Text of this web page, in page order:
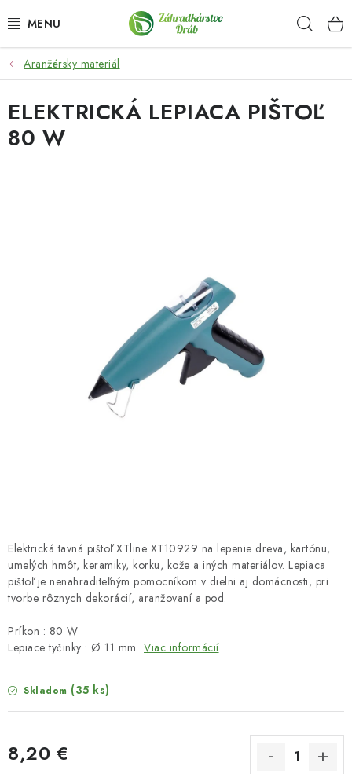
na
OKRASNÉ DREVINY
OLIVOVNÍKY, PALMY, CITRUSY
DROBNÉ OVOCIE
ZÁHRADKÁRSKE POTREBY
Kontakty
Obchodné podmienky
Podmienky ochrany osobných údajov
Aranžérsky materiál
Elektrická tavná pištoľ XTline XT10929 na lepenie dreva, kartónu,
umelých hmôt, keramiky, korku, kože a iných materiálov. Lepiaca
pištoľ je nenahraditeľným pomocníkom v dielni aj domácnosti, pri
tvorbe rôznych dekorácií, aranžovaní a pod.
Príkon : 80 W
Lepiace tyčinky : Ø 11 mm Viac informácií
Skladom (35 ks)
8,20 €
ELEKTRICKÁ LEPIACA PIŠTOĽ
80 W